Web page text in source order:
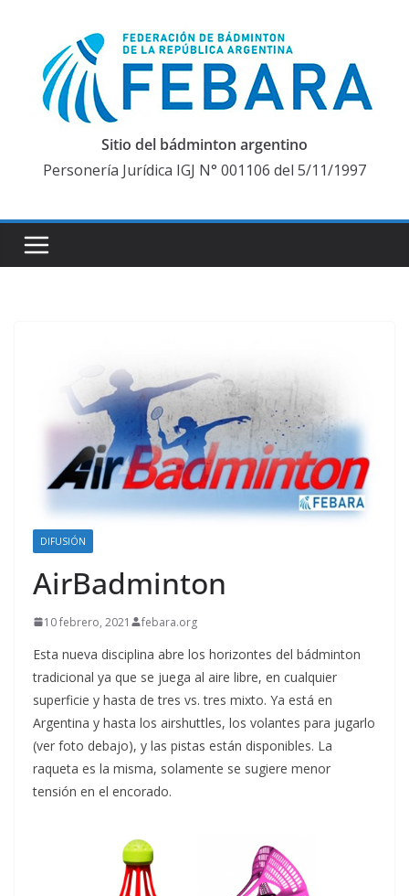
contenido
Sitio del bádminton argentino
Personería Jurídica IGJ N° 001106 del 5/11/1997
DIFUSIÓN
AirBadminton
10 febrero, 2021 febara.org
Esta nueva disciplina abre los horizontes del bádminton
tradicional ya que se juega al aire libre, en cualquier
superficie y hasta de tres vs. tres mixto. Ya está en
Argentina y hasta los airshuttles, los volantes para jugarlo
(ver foto debajo), y las pistas están disponibles. La
raqueta es la misma, solamente se sugiere menor
tensión en el encorado.